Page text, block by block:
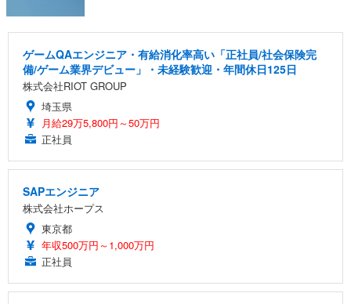
ゲームQAエンジニア・有給消化率高い「正社員/社会保険完
備/ゲーム業界デビュー」・未経験歓迎・年間休日125日
株式会社RIOT GROUP
埼玉県
月給29万5,800円～50万円
正社員
SAPエンジニア
株式会社ホープス
東京都
年収500万円～1,000万円
正社員